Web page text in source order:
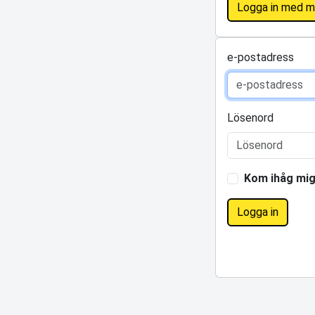
Logga in med
e-postadress
Lösenord
Kom ihåg mig
Logga in